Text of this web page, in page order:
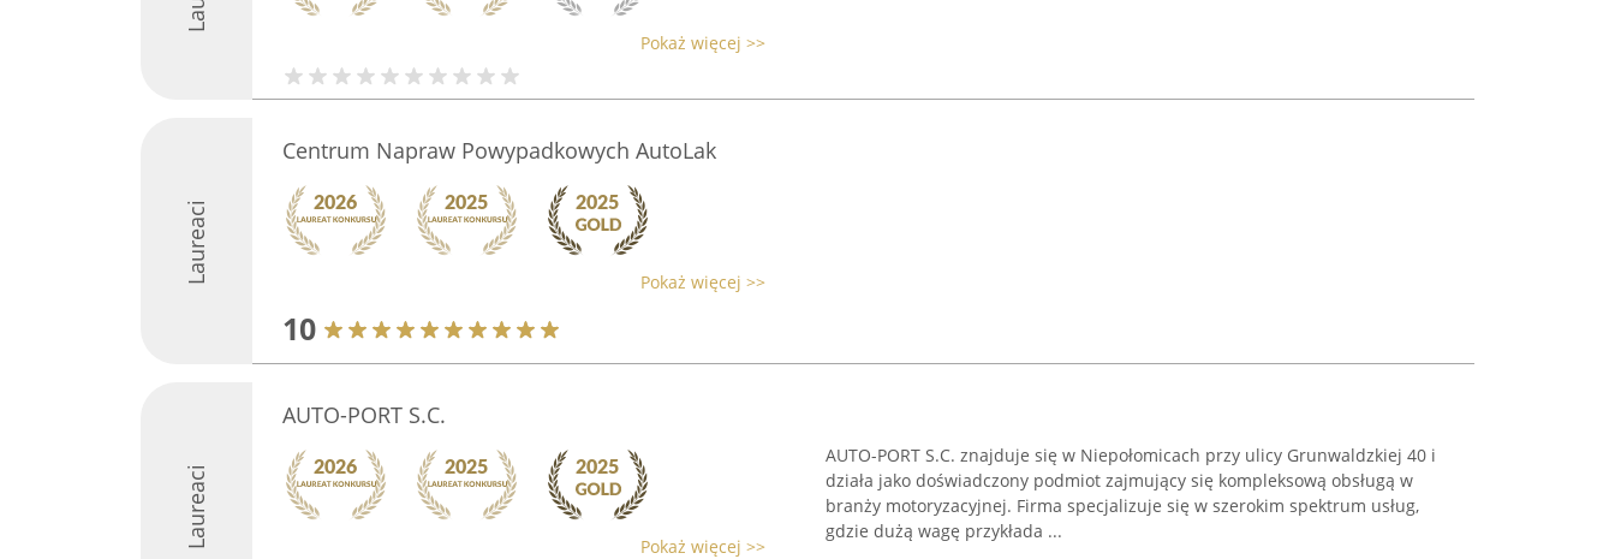
Pokaż więcej >>
Laureaci
Centrum Napraw Powypadkowych AutoLak
Pokaż więcej >>
10
Laureaci
AUTO-PORT S.C.
Pokaż więcej >>
AUTO-PORT S.C. znajduje się w Niepołomicach przy ulicy Grunwaldzkiej 40 i
działa jako doświadczony podmiot zajmujący się kompleksową obsługą w
branży motoryzacyjnej. Firma specjalizuje się w szerokim spektrum usług,
gdzie dużą wagę przykłada ...